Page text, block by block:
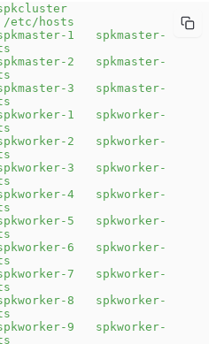
/etc/hosts
1   spkmaster-
2   spkmaster-
3   spkmaster-
1   spkworker-
2   spkworker-
3   spkworker-
4   spkworker-
5   spkworker-
6   spkworker-
7   spkworker-
8   spkworker-
9   spkworker-